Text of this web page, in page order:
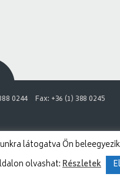
0244
Fax: +36 (1) 388 0245
látogatva Ön
olvashat:Részletek